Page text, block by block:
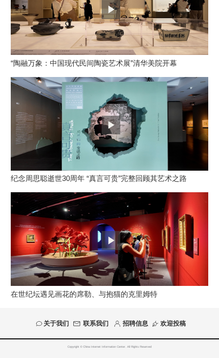
“陶融万象：中国现代民间陶瓷艺术展”清华美院开幕
纪念周思聪逝世30周年 “真言可贵”完整回顾其艺术之路
在世纪坛遇见画花的席勒、与抱猫的克里姆特
关于我们 联系我们 招聘信息 欢迎投稿
Copyright © China Internet Information Center. All Rights Reserved